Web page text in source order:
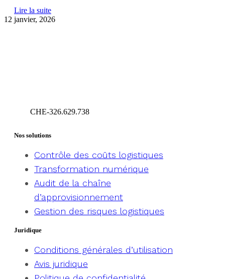
Lire la suite
12 janvier, 2026
CHE-326.629.738
Nos solutions
Contrôle des coûts logistiques
Transformation numérique
Audit de la chaîne
d’approvisionnement
Gestion des risques logistiques
Juridique
Conditions générales d’utilisation
Avis juridique